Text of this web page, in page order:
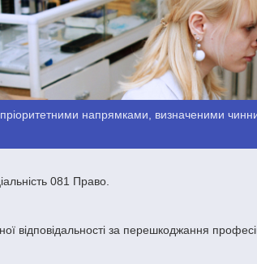
пріоритетними напрямками, визначеними
081 Право.
відповідальності за перешкоджання